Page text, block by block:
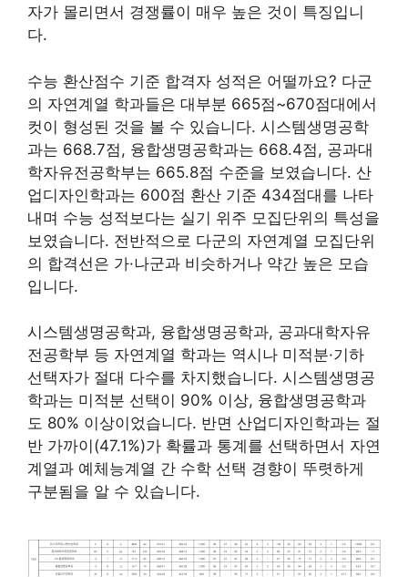
자가 몰리면서 경쟁률이 매우 높은 것이 특징입니
다.
수능 환산점수 기준 합격자 성적은 어떨까요? 다군
의 자연계열 학과들은 대부분 665점~670점대에서
컷이 형성된 것을 볼 수 있습니다. 시스템생명공학
과는 668.7점, 융합생명공학과는 668.4점, 공과대
학자유전공학부는 665.8점 수준을 보였습니다. 산
업디자인학과는 600점 환산 기준 434점대를 나타
내며 수능 성적보다는 실기 위주 모집단위의 특성을
보였습니다. 전반적으로 다군의 자연계열 모집단위
의 합격선은 가·나군과 비슷하거나 약간 높은 모습
입니다.
시스템생명공학과, 융합생명공학과, 공과대학자유
전공학부 등 자연계열 학과는 역시나 미적분·기하
선택자가 절대 다수를 차지했습니다. 시스템생명공
학과는 미적분 선택이 90% 이상, 융합생명공학과
도 80% 이상이었습니다. 반면 산업디자인학과는 절
반 가까이(47.1%)가 확률과 통계를 선택하면서 자연
계열과 예체능계열 간 수학 선택 경향이 뚜렷하게
구분됨을 알 수 있습니다.